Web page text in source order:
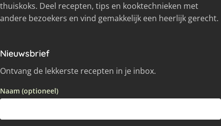
thuiskoks. Deel recepten, tips en kooktechnieken met
andere bezoekers en vind gemakkelijk een heerlijk gerecht.
Nieuwsbrief
Ontvang de lekkerste recepten in je inbox.
Naam (optioneel)